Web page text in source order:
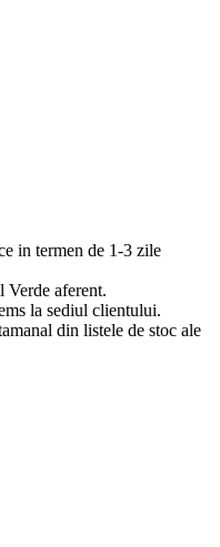
in termen de 1-3 zile
Verde aferent.
la sediul clientului.
din listele de stoc ale